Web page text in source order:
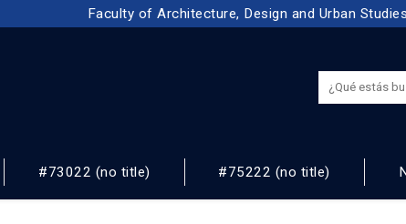
Faculty of Architecture, Design and Urban Studies
#73022 (no title) #75222 (no title)